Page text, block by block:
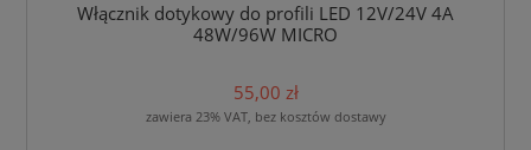
Włącznik dotykowy do profili LED 12V/24V 4A
48W/96W MICRO
55,00 zł
zawiera 23% VAT, bez kosztów dostawy